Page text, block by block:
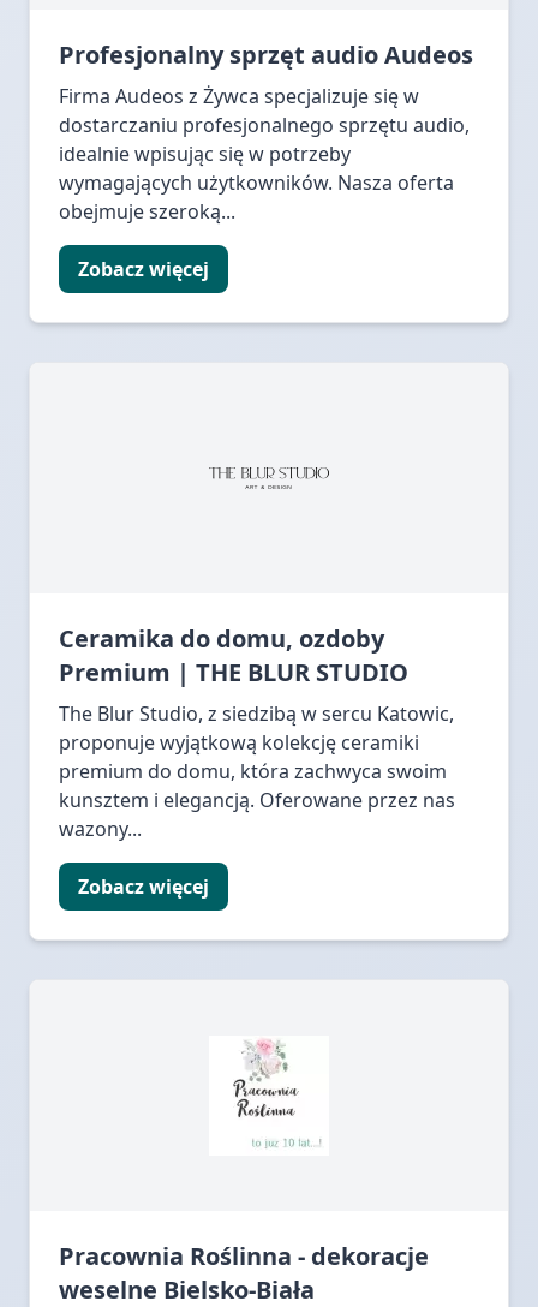
Profesjonalny sprzęt audio Audeos
Firma Audeos z Żywca specjalizuje się w
dostarczaniu profesjonalnego sprzętu audio,
idealnie wpisując się w potrzeby
wymagających użytkowników. Nasza oferta
obejmuje szeroką...
Zobacz więcej
Ceramika do domu, ozdoby
Premium | THE BLUR STUDIO
The Blur Studio, z siedzibą w sercu Katowic,
proponuje wyjątkową kolekcję ceramiki
premium do domu, która zachwyca swoim
kunsztem i elegancją. Oferowane przez nas
wazony...
Zobacz więcej
Pracownia Roślinna - dekoracje
weselne Bielsko-Biała